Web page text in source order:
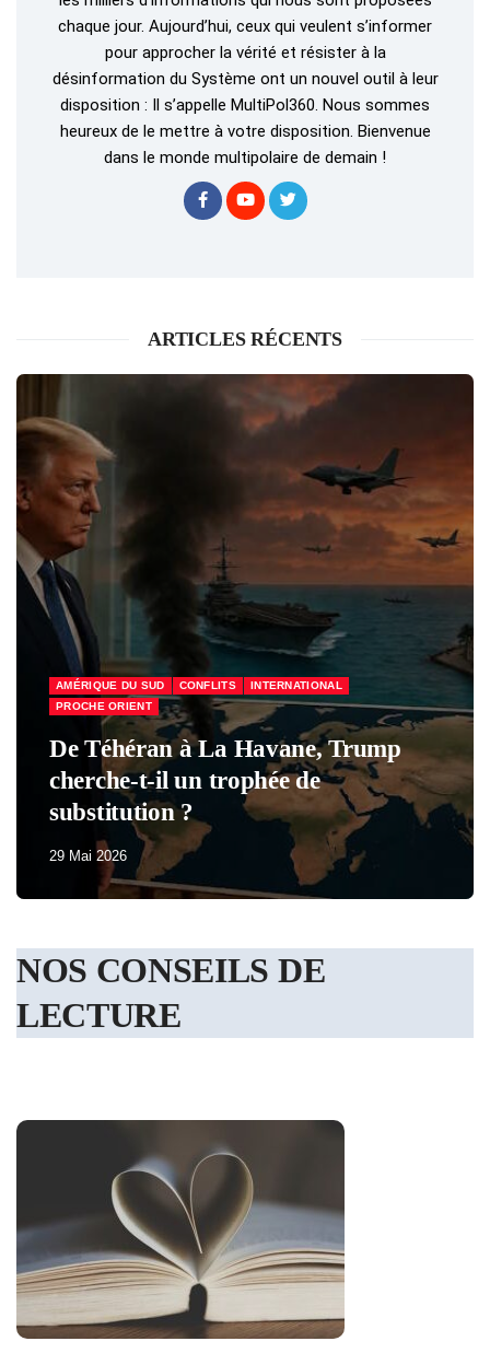
chaque jour. Aujourd’hui, ceux qui veulent s’informer
pour approcher la vérité et résister à la
désinformation du Système ont un nouvel outil à leur
disposition : Il s’appelle MultiPol360. Nous sommes
heureux de le mettre à votre disposition. Bienvenue
dans le monde multipolaire de demain !
ARTICLES RÉCENTS
AMÉRIQUE DU SUD CONFLITS
INTERNATIONAL
PROCHE ORIENT
De Téhéran à La Havane, Trump
cherche-t-il un trophée de
substitution ?
29 Mai 2026
NOS CONSEILS DE
LECTURE